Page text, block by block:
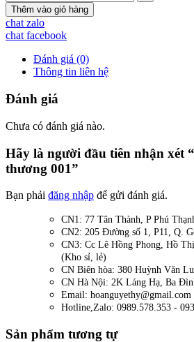
Thêm vào giỏ hàng
chat zalo
chat facebook
Đánh giá (0)
Thông tin liên hệ
Đánh giá
Chưa có đánh giá nào.
Hãy là người đầu tiên nhận xét
thương 001”
Bạn phải đăng nhập để gửi đánh giá.
CN1: 77 Tân Thành, P Phú
CN2: 205 Đường số 1, P11, Q.
CN3: Cc Lê Hồng Phong, Hồ
(Kho sỉ, lẻ)
CN Biên hòa: 380 Huỳnh Văn
CN Hà Nội: 2K Láng Hạ, Ba
Email: hoanguyethy@gmail.com
Hotline,Zalo: 0989.578.353 -
Sản phẩm tương tự